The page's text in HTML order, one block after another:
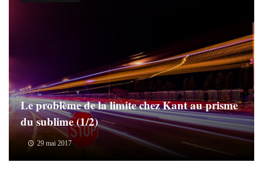
Le problème de la limite chez Kant au prisme
du sublime (1/2)
29 mai 2017